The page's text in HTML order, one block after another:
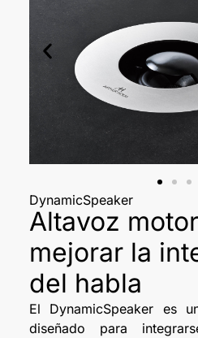
DynamicSpeaker
Altavoz
mejorar la
del habla
El DynamicSpeaker es
diseñado para